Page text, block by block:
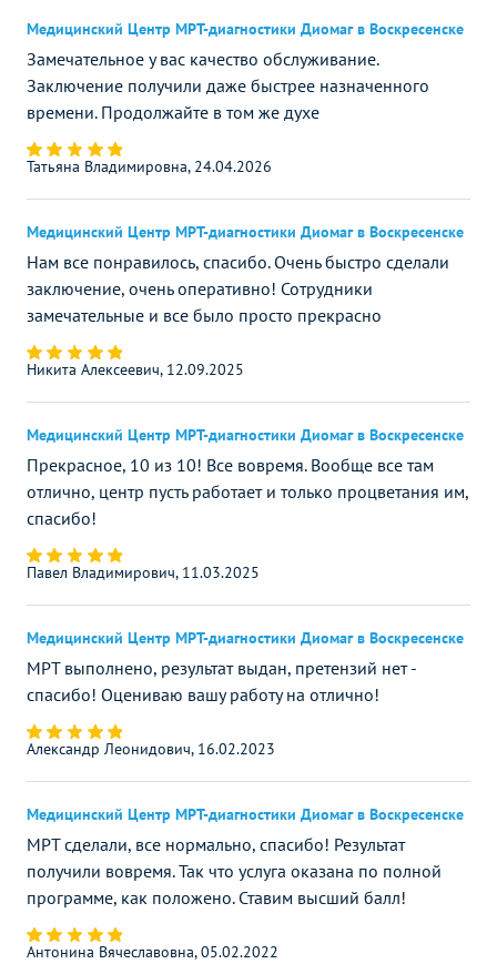
Медицинский Центр МРТ-диагностики Диомаг в Воскресенске
Замечательное у вас качество обслуживание.
Заключение получили даже быстрее назначенного
времени. Продолжайте в том же духе
Татьяна Владимировна, 24.04.2026
Медицинский Центр МРТ-диагностики Диомаг в Воскресенске
Нам все понравилось, спасибо. Очень быстро сделали
заключение, очень оперативно! Сотрудники
замечательные и все было просто прекрасно
Никита Алексеевич, 12.09.2025
Медицинский Центр МРТ-диагностики Диомаг в Воскресенске
Прекрасное, 10 из 10! Все вовремя. Вообще все там
отлично, центр пусть работает и только процветания им,
спасибо!
Павел Владимирович, 11.03.2025
Медицинский Центр МРТ-диагностики Диомаг в Воскресенске
МРТ выполнено, результат выдан, претензий нет -
спасибо! Оцениваю вашу работу на отлично!
Александр Леонидович, 16.02.2023
Медицинский Центр МРТ-диагностики Диомаг в Воскресенске
МРТ сделали, все нормально, спасибо! Результат
получили вовремя. Так что услуга оказана по полной
программе, как положено. Ставим высший балл!
Антонина Вячеславовна, 05.02.2022